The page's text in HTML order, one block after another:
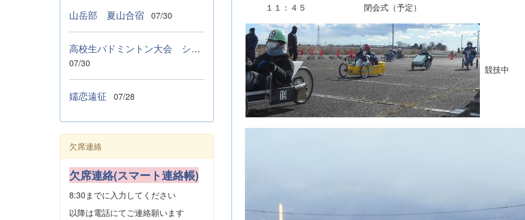
１１：４５ 閉会式（予定）
競技中
山岳部 夏山合宿 07/30
高校生バドミントン大会 シングルス ベスト１６
07/30
嬬恋遠征 07/28
欠席連絡
欠席連絡(スマート連絡帳)
8:30までに入力してください
以降は電話にてご連絡願います